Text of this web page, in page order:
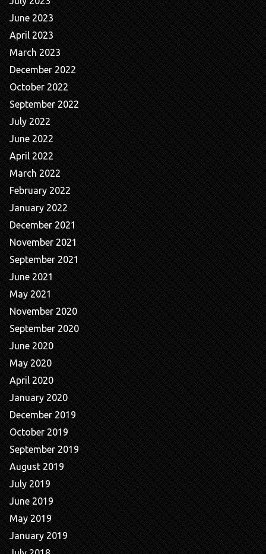
June 2023
April 2023
March 2023
December 2022
October 2022
September 2022
July 2022
June 2022
April 2022
March 2022
February 2022
January 2022
December 2021
November 2021
September 2021
June 2021
May 2021
November 2020
September 2020
June 2020
May 2020
April 2020
January 2020
December 2019
October 2019
September 2019
August 2019
July 2019
June 2019
May 2019
January 2019